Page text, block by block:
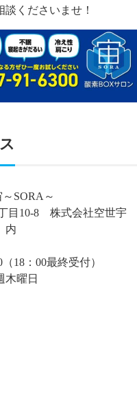
くださいませ！
SORA～
目10-8 株式会社空世宇
内
18：00最終受付）
曜日